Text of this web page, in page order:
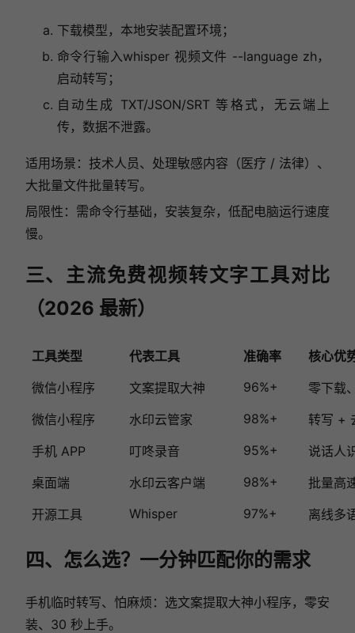
下载模型，本地安装配置环境；
命令行输入whisper 视频文件 --language zh，
启动转写；
自动生成 TXT/JSON/SRT 等格式，无云端上
传，数据不泄露。
适用场景：技术人员、处理敏感内容（医疗 / 法律）、
大批量文件批量转写。
局限性：需命令行基础，安装复杂，低配电脑运行速度
慢。
三、主流免费视频转文字工具对比
（2026 最新）
工具类型 代表工具 准确率
核心优
微信小程序
文案提取大神 96%+
零下载
微信小程序
水印云管家 98%+
转写 +
手机 APP
叮咚录音 95%+
说话人
桌面端
水印云客户端 98%+
批量高
开源工具
Whisper 97%+ 离线多
四、怎么选？一分钟匹配你的需求
手机临时转写、怕麻烦：选文案提取大神小程序，零安
装、30 秒上手。